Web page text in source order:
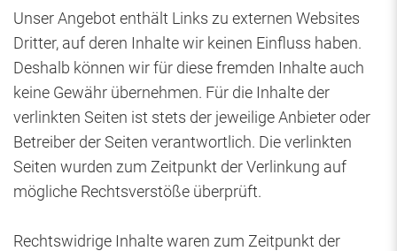
Unser Angebot enthält Links zu externen Websites
Dritter, auf deren Inhalte wir keinen Einfluss haben.
Deshalb können wir für diese fremden Inhalte auch
keine Gewähr übernehmen. Für die Inhalte der
verlinkten Seiten ist stets der jeweilige Anbieter oder
Betreiber der Seiten verantwortlich. Die verlinkten
Seiten wurden zum Zeitpunkt der Verlinkung auf
mögliche Rechtsverstöße überprüft.
Rechtswidrige Inhalte waren zum Zeitpunkt der